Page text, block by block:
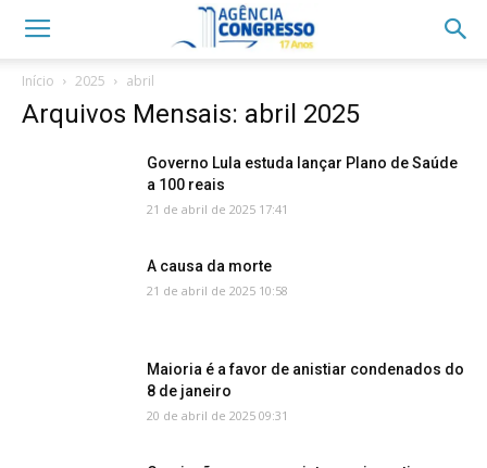
Início 2025 abril
Arquivos Mensais: abril 2025
Governo Lula estuda lançar Plano de Saúde
a 100 reais
21 de abril de 2025 17:41
A causa da morte
21 de abril de 2025 10:58
Maioria é a favor de anistiar condenados do
8 de janeiro
20 de abril de 2025 09:31